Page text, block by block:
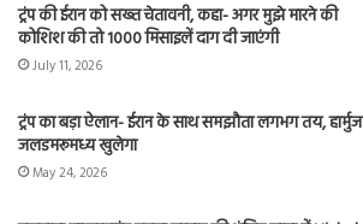
ट्रंप की ईरान को सख्त चेतावनी, कहा- अगर मुझे मारने की
कोशिश की तो 1000 मिसाइलें दाग दी जाएंगी
July 11, 2026
ट्रंप का बड़ा ऐलान- ईरान के साथ समझौता लगभग तय, हार्मुज
जलडमरूमध्य खुलेगा
May 24, 2026